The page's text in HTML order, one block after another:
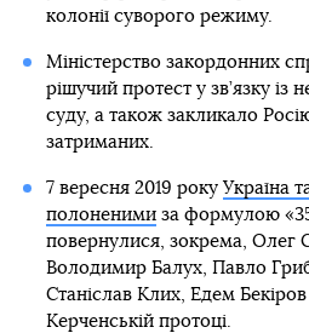
колонії суворого режиму.
Міністерство закордонних
рішучий протест у зв’язку
суду, а також закликало
затриманих.
7 вересня 2019 року Україна
полоненимиза формулою
повернулися, зокрема, Олег
Володимир Балух, Павло
Станіслав Клих, Едем
Керченській протоці.